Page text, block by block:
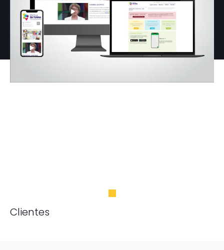
Clientes